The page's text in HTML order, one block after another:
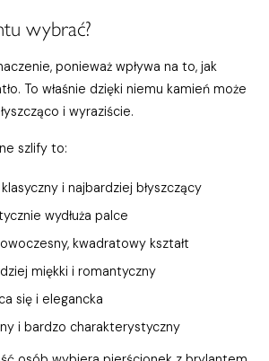
wybrać?
ponieważ wpływa na to, jak
To właśnie dzięki niemu kamień może
i wyraziście.
szlify to:
i najbardziej błyszczący
wydłuża palce
kwadratowy kształt
miękki i romantyczny
się i elegancka
i bardzo charakterystyczny